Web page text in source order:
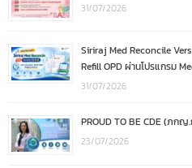
31/07/2026
Siriraj Med Reconcile
Refill OPD ผ่านโปรแกรม
31/07/2026
PROUD TO BE CDE (ภ
23/07/2026